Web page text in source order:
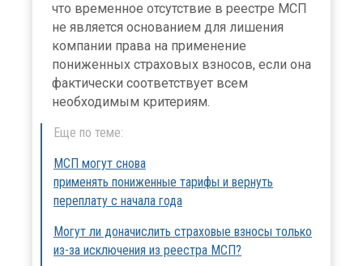
что временное отсутствие в реестре МСП
не является основанием для лишения
компании права на применение
пониженных страховых взносов, если она
фактически соответствует всем
необходимым критериям.
Еще по теме:
МСП могут снова
применять пониженные тарифы и вернуть
переплату с начала года
Могут ли доначислить страховые взносы только
из-за исключения из реестра МСП?